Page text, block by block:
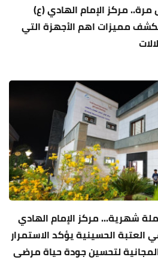
مركز الإمام الهادي (ع)
يكشف مميزات اهم الأجهزة التي
شهرية... مركز الإمام الهادي
العتبة الحسينية يؤكد الاستمرار
لتحسين جودة حياة مرضى